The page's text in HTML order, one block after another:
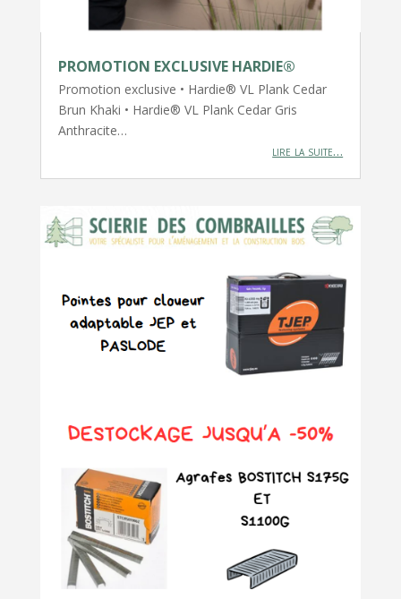
PROMOTION EXCLUSIVE HARDIE®
Promotion exclusive • Hardie® VL Plank Cedar
Brun Khaki • Hardie® VL Plank Cedar Gris
Anthracite…
lire la suite…